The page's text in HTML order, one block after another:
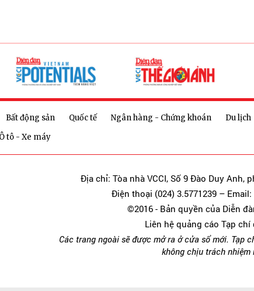
Bất động sản Quốc tế Ngân hàng - Chứng khoán Du lịch
Ô tô - Xe máy
Địa chỉ: Tòa nhà VCCI, Số 9 Đào Duy Anh,
Điện thoại (024) 3.5771239 –
©2016 - Bản quyền của Diễn
Liên hệ quảng cáo Tạp chí
Các trang ngoài sẽ được mở ra ở cửa sổ mới. Tạp
không chịu trách